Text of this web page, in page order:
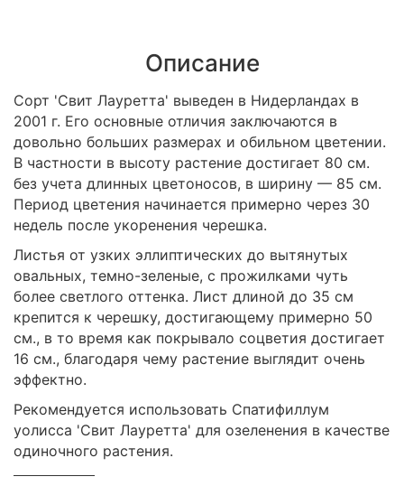
Описание
Сорт 'Свит Лауретта' выведен в Нидерландах в
2001 г. Его основные отличия заключаются в
довольно больших размерах и обильном цветении.
В частности в высоту растение достигает 80 см.
без учета длинных цветоносов, в ширину — 85 см.
Период цветения начинается примерно через 30
недель после укоренения черешка.
Листья от узких эллиптических до вытянутых
овальных, темно-зеленые, с прожилками чуть
более светлого оттенка. Лист длиной до 35 см
крепится к черешку, достигающему примерно 50
см., в то время как покрывало соцветия достигает
16 см., благодаря чему растение выглядит очень
эффектно.
Рекомендуется использовать Спатифиллум
уолисса 'Свит Лауретта' для озеленения в качестве
одиночного растения.